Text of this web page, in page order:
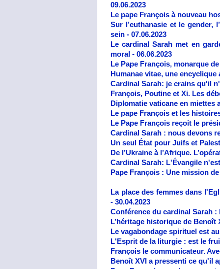
09.06.2023
Le pape François à nouveau
Sur l’euthanasie et le gender,
sein - 07.06.2023
Le cardinal Sarah met en
moral - 06.06.2023
Le Pape François, monarque
Humanae vitae, une
Cardinal Sarah: je crains qu'il
François, Poutine et Xi. Les
Diplomatie vaticane en miettes
Le pape François et les
Le Pape François reçoit le
Cardinal Sarah : nous devons
Un seul État pour Juifs et
De l’Ukraine à l’Afrique.
Cardinal Sarah: L'Évangile
Pape François : Une mission
La place des femmes dans
- 30.04.2023
Conférence du cardinal Sarah :
L’héritage historique de Benoît
Le vagabondage spirituel est
L'Esprit de la liturgie : est le
François le communicateur.
Benoît XVI a pressenti ce qu'il